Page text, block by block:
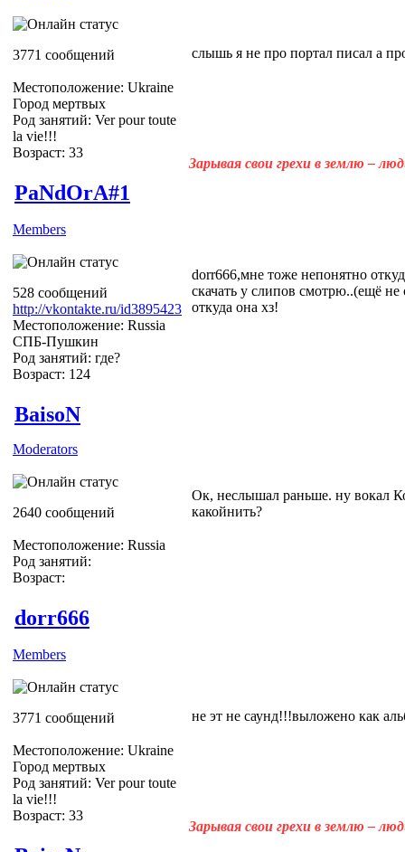
3771 сообщений
Местоположение: Ukraine
Город мертвых
Род занятий: Ver pour toute
la vie!!!
Возраст: 33
слышь я не про портал писал а
Зарывая свои грехи в землю –
PaNdOrA#1
Members
528 сообщений
http://vkontakte.ru/id3895423
Местоположение: Russia
СПБ-Пушкин
Род занятий: где?
Возраст: 124
dorr666,мне тоже непонятно
скачать у слипов смотрю..(ещё
откуда она хз!
BaisoN
Moderators
2640 сообщений
Местоположение: Russia
Род занятий:
Возраст:
Ок, неслышал раньше. ну вокал
какойнить?
dorr666
Members
3771 сообщений
Местоположение: Ukraine
Город мертвых
Род занятий: Ver pour toute
la vie!!!
Возраст: 33
не эт не саунд!!!выложено как
Зарывая свои грехи в землю –